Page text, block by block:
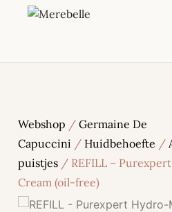
Webshop / Germaine De
Capuccini / Huidbehoefte /
puistjes / REFILL –
Cream (oil-free)